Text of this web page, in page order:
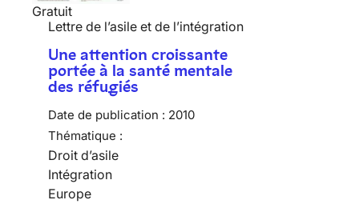
Gratuit
Lettre de l’asile et de l’intégration
Une attention croissante
portée à la santé mentale
des réfugiés
Date de publication : 2010
Thématique :
Droit d’asile
Intégration
Europe